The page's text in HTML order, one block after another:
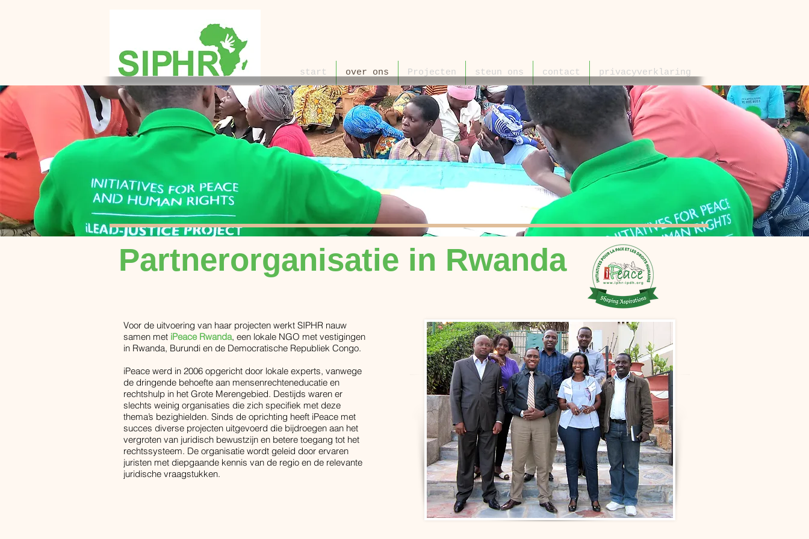
start over ons Projecten steun ons contact privacyverklaring
Partnerorganisatie in Rwanda
Voor de uitvoering van haar projecten werkt SIPHR nauw
samen met iPeace Rwanda, een lokale NGO met vestigingen
in Rwanda, Burundi en de Democratische Republiek Congo.
iPeace werd in 2006 opgericht door lokale experts, vanwege
de dringende behoefte aan mensenrechteneducatie en
rechtshulp in het Grote Merengebied. Destijds waren er
slechts weinig organisaties die zich specifiek met deze
thema’s bezighielden. Sinds de oprichting heeft iPeace met
succes diverse projecten uitgevoerd die bijdroegen aan het
vergroten van juridisch bewustzijn en betere toegang tot het
rechtssysteem. De organisatie wordt geleid door ervaren
juristen met diepgaande kennis van de regio en de relevante
juridische vraagstukken.